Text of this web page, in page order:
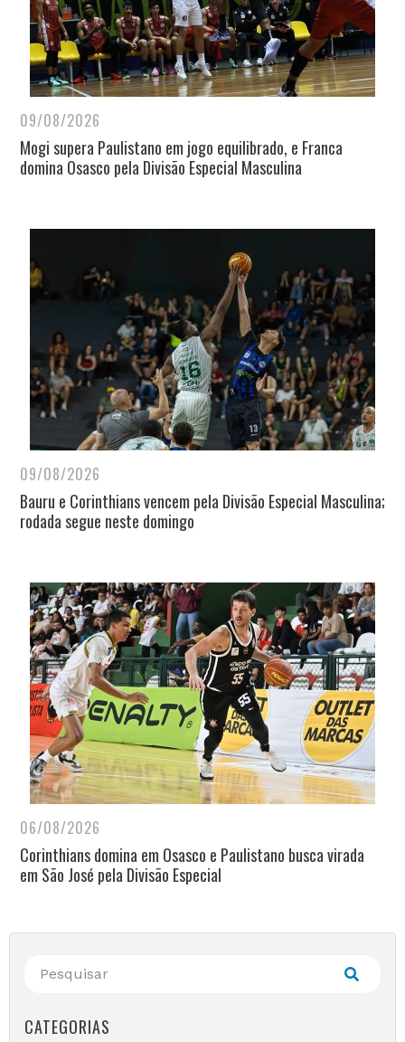
09/08/2026
Mogi supera Paulistano em jogo equilibrado, e Franca
domina Osasco pela Divisão Especial Masculina
09/08/2026
Bauru e Corinthians vencem pela Divisão Especial Masculina;
rodada segue neste domingo
06/08/2026
Corinthians domina em Osasco e Paulistano busca virada
em São José pela Divisão Especial
CATEGORIAS